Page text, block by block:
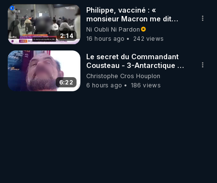
2:14
Philippe, vacciné : «
monsieur Macron me dit
qu'il emmerde ma fille, donc
moi je suis insulté »
Ni Oubli Ni Pardon
16 hours ago
242 views
6:22
Le secret du Commandant
Cousteau - 3-Antarctique ou
l'une des deux portes des
enfers
Christophe Cros Houplon
6 hours ago
186 views